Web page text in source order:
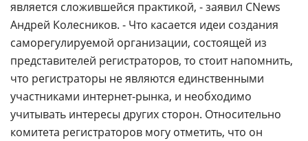
является сложившейся практикой, - заявил CNews
Андрей Колесников. - Что касается идеи создания
саморегулируемой организации, состоящей из
представителей регистраторов, то стоит напомнить,
что регистраторы не являются единственными
участниками интернет-рынка, и необходимо
учитывать интересы других сторон. Относительно
комитета регистраторов могу отметить, что он